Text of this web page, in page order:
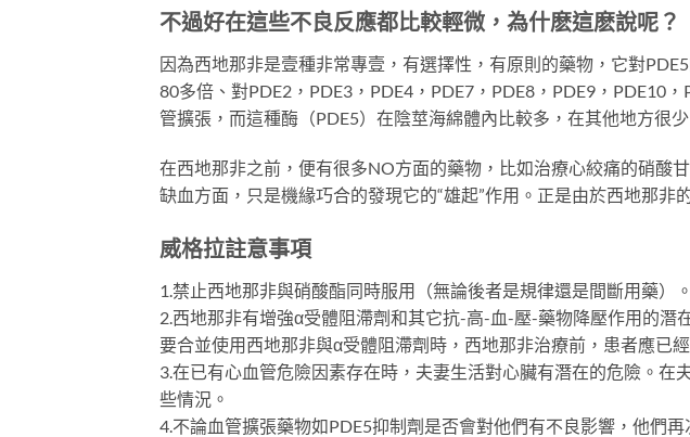
不過好在這些不良反應都比較輕微，為什麽這麽說呢？
因為西地那非是壹種非常專壹，有選擇性，有原則的藥物，它對
80多倍、對PDE2，PDE3，PDE4，PDE7，PDE8，PDE9，PDE10
管擴張，而這種酶（PDE5）在陰莖海綿體內比較多，在其他地方很
在西地那非之前，便有很多NO方面的藥物，比如治療心絞痛的硝酸
缺血方面，只是機緣巧合的發現它的“雄起”作用。正是由於西地那非
威格拉註意事項
1.禁止西地那非與硝酸酯同時服用（無論後者是規律還是間斷用藥）。
2.西地那非有增強α受體阻滯劑和其它抗-高-血-壓-藥物降壓作用的
要合並使用西地那非與α受體阻滯劑時，西地那非治療前，患者應已
3.在已有心血管危險因素存在時，夫妻生活對心臟有潛在的危險。
些情況。
4.不論血管擴張藥物如PDE5抑制劑是否會對他們有不良影響，他們